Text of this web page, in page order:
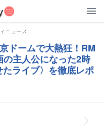
ニュース
ドームで大熱狂！RM
主人公になった2時
ライブ〉を徹底レポ